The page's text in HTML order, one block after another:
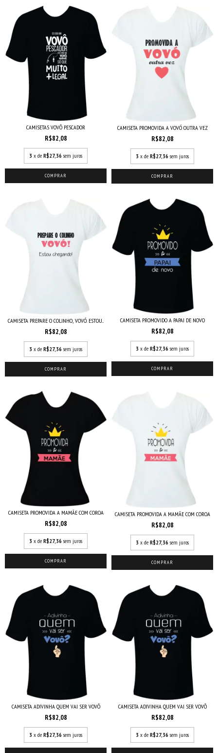
CAMISETAS VOVÔ PESCADOR
R$82,08
3 x de R$27,36 sem juros
COMPRAR
CAMISETA PROMOVIDA A VOVÓ OUTRA VEZ
R$82,08
3 x de R$27,36 sem juros
COMPRAR
CAMISETA PREPARE O COLINHO, VOVÓ. ESTOU...
R$82,08
3 x de R$27,36 sem juros
COMPRAR
CAMISETA PROMOVIDO A PAPAI DE NOVO
R$82,08
3 x de R$27,36 sem juros
COMPRAR
CAMISETA PROMOVIDA A MAMÃE COM COROA
R$82,08
3 x de R$27,36 sem juros
COMPRAR
CAMISETA PROMOVIDA A MAMÃE COM COROA
R$82,08
3 x de R$27,36 sem juros
COMPRAR
CAMISETA ADIVINHA QUEM VAI SER VOVÔ
R$82,08
3 x de R$27,36 sem juros
CAMISETA ADIVINHA QUEM VAI SER VOVÔ
R$82,08
3 x de R$27,36 sem juros